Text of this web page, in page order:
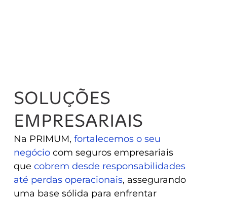
SOLUÇÕES
EMPRESARIAIS
Na PRIMUM, fortalecemos o seu
negócio com seguros empresariais
que cobrem desde responsabilidades
até perdas operacionais, assegurando
uma base sólida para enfrentar